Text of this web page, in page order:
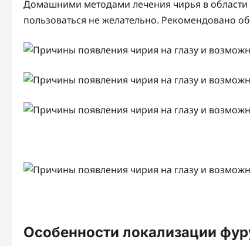
Домашними методами лечения чирья в
пользоваться не желательно. Рекомендовано
Особенности локализации